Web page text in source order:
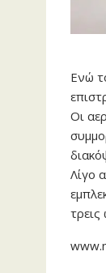
Ενώ
Οι
Λίγο